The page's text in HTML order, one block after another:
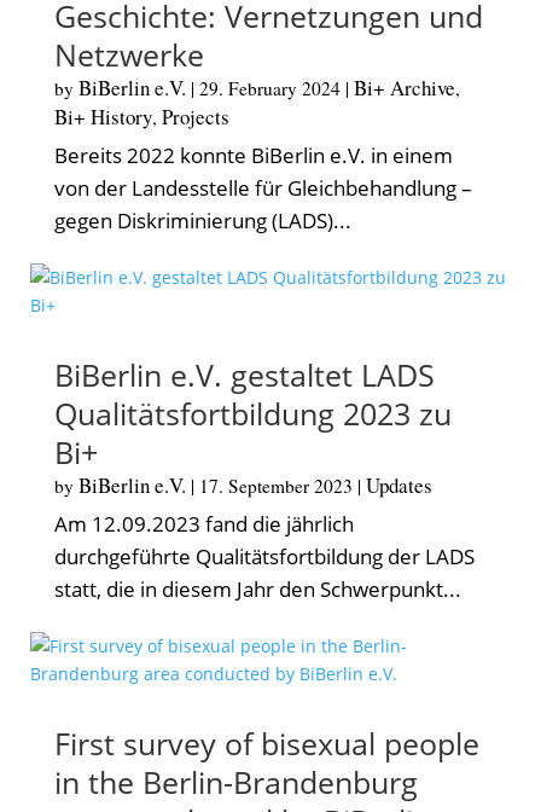
Geschichte: Vernetzungen und
Netzwerke
by BiBerlin e.V. | 29. February 2024| Bi+ Archive,
Bi+ History, Projects
Bereits 2022 konnte BiBerlin e.V. in einem
von der Landesstelle für Gleichbehandlung –
gegen Diskriminierung (LADS)...
BiBerlin e.V. gestaltet LADS
Qualitätsfortbildung 2023 zu
Bi+
by BiBerlin e.V. | 17. September 2023 | Updates
Am 12.09.2023 fand die jährlich
durchgeführte Qualitätsfortbildung der LADS
statt, die in diesem Jahr den Schwerpunkt...
First survey of bisexual people
in the Berlin-Brandenburg